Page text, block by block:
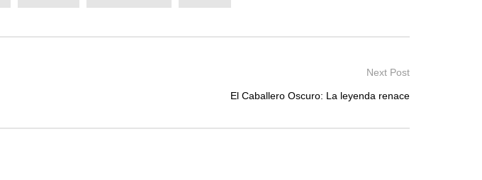
Next Post
El Caballero Oscuro: La leyenda renace